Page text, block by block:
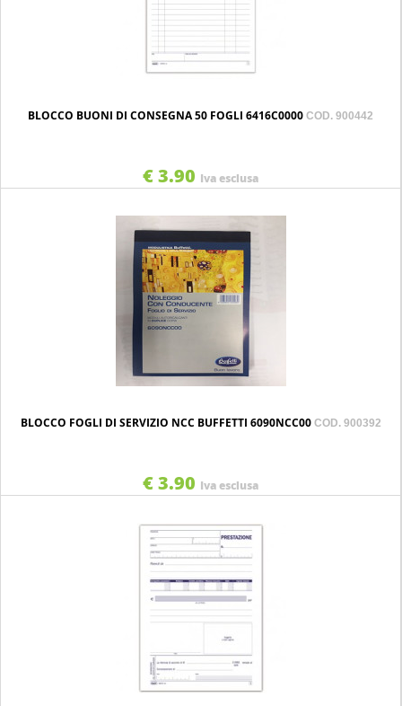
BLOCCO BUONI DI CONSEGNA 50 FOGLI 6416C0000 COD. 900442
€ 3.90 Iva esclusa
BLOCCO FOGLI DI SERVIZIO NCC BUFFETTI 6090NCC00 COD. 900392
€ 3.90 Iva esclusa